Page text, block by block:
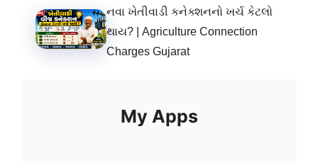
નવા ખેતીવાડી કનેક્શનનો ખર્ચ કેટલો
થાય? | Agriculture Connection
Charges Gujarat
My Apps